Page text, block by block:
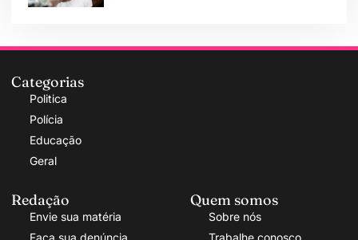
Categorias
Politica
Polícia
Educação
Geral
Redação
Envie sua matéria
Faça sua denúncia
Quem somos
Sobre nós
Trabalhe conosco